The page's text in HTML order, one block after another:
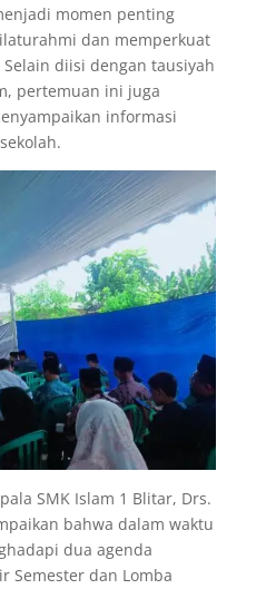
momen penting
dan memperkuat
diisi dengan tausiyah
pertemuan ini juga
informasi
SMK Islam 1 Blitar, Drs.
bahwa dalam waktu
dua agenda
Semester dan Lomba